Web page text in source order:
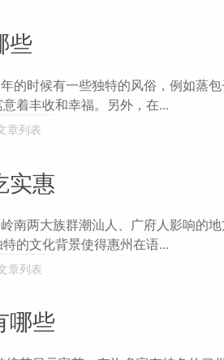
些
的时候有一些独特的风俗，例如蒸
着丰收和幸福。另外，在...
章列表
实惠
南两大族群潮汕人、广府人影响的
的文化背景使得惠州在语...
章列表
哪些